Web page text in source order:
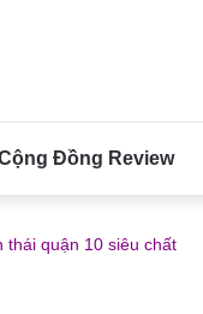
Đồng Review
thái quận 10 siêu chất